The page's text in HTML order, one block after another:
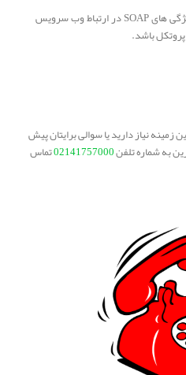
واضح است که برخی از موارد و ویژگی های SOAP در ارتباط وب سرویس
باشد.
نیاز دارید یا سوالی برایتان پیش
به شماره تلفن02141757000تماس